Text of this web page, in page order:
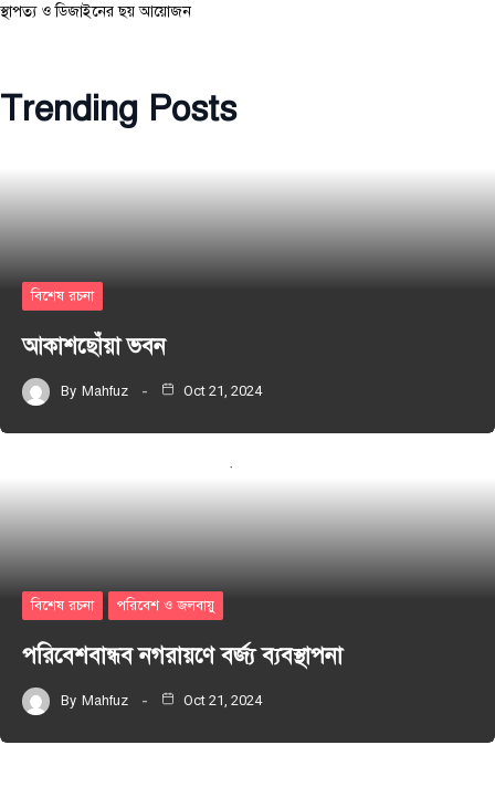
স্থাপত্য ও ডিজাইনের ছয় আয়োজন
Trending Posts
বিশেষ রচনা
আকাশছোঁয়া ভবন
By Mahfuz Oct 21, 2024
বিশেষ রচনা পরিবেশ ও জলবায়ু
পরিবেশবান্ধব নগরায়ণে বর্জ্য ব্যবস্থাপনা
By Mahfuz Oct 21, 2024